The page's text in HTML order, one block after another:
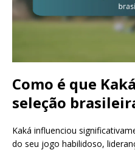
Como é que
seleção
Kaká influenciou
do seu jogo habilidoso,